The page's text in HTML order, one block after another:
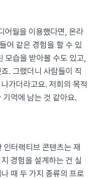
어월을 이용했다면, 온라
어 같은 경험을 할 수 있
모습을 받아볼 수도 있고,
. 그랬더니 사람들이 직
가더라고요. 저희의 목적
억에 남는 것 같아요.
터랙티브 콘텐츠는 재
경험을 설계하는 건 실
때 두 가지 종류의 프로